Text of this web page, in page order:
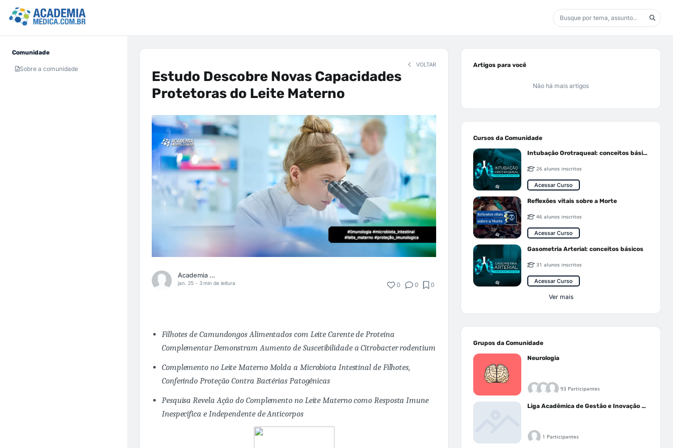
Comunidade
Sobre a comunidade
VOLTAR
Estudo Descobre Novas Capacidades
Protetoras do Leite Materno
Academia Médica
jan. 25 - 3 min de leitura 0 0 0
Filhotes de Camundongos Alimentados com Leite Carente de Proteína
Complementar Demonstram Aumento de Suscetibilidade a Citrobacter rodentium
Complemento no Leite Materno Molda a Microbiota Intestinal de Filhotes,
Conferindo Proteção Contra Bactérias Patogênicas
Pesquisa Revela Ação do Complemento no Leite Materno como Resposta Imune
Inespecífica e Independente de Anticorpos
Artigos para você
Não há mais artigos
Cursos da Comunidade
Intubação Orotraqueal: conceitos básicos
26 alunos inscritos
Acessar Curso
Reflexões vitais sobre a Morte
46 alunos inscritos
Acessar Curso
Gasometria Arterial: conceitos básicos
31 alunos inscritos
Acessar Curso
Ver mais
Grupos da Comunidade
Neurologia
93 Participantes
Liga Acadêmica de Gestão e Inovação Médica - LAGIM
1 Participantes